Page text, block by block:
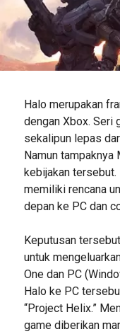
Halo merupakan
dengan Xbox. Seri
sekalipun lepas
Namun
kebijakan
memiliki rencana
depan ke PC dan
Keputusan
untuk
One dan PC
Halo ke PC
“Project Helix.”
game diberikan